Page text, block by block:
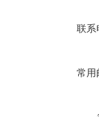
联系
常用